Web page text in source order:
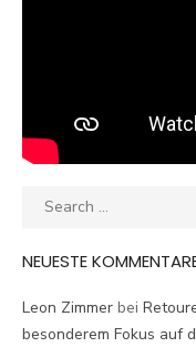
Search
NEUESTE
Leon Zimmer bei
besonderem Fokus auf